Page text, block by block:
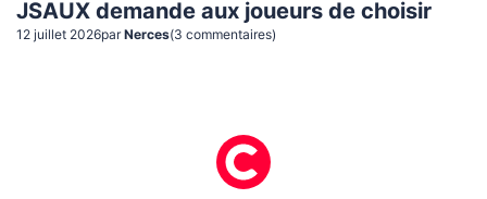
JSAUX demande aux joueurs de choisir
12 juillet 2026par Nerces(3 commentaires)